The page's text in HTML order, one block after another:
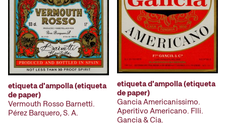
etiqueta d'ampolla (etiqueta
de paper)
Vermouth Rosso Barnetti.
Pérez Barquero, S. A.
etiqueta d'ampolla (etiqueta
de paper)
Gancia Americanissimo.
Aperitivo Americano. Flli.
Gancia & Cia.